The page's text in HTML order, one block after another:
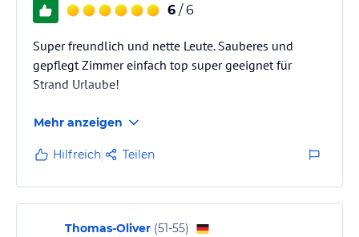
6 / 6
Super freundlich und nette Leute. Sauberes und
gepflegt Zimmer einfach top super geeignet für
Strand Urlaube!
Mehr anzeigen
Hilfreich Teilen
Thomas-Oliver (51-55)